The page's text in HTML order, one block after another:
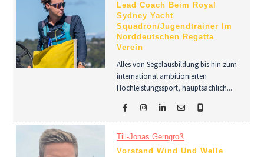
Lead Coach Beim Royal
Sydney Yacht
Squadron/Jugendtrainer Im
Norddeutschen Regatta
Verein
Alles von Segelausbildung bis hin zum
international ambitionierten
Hochleistungssport, hauptsächlich...
Till-Jonas Gerngroß
Vorstand Wind Und Welle